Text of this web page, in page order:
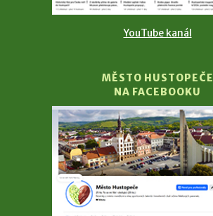
YouTube kanál
MĚSTO HUSTOPEČE
NA FACEBOOKU